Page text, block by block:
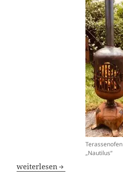
Terassenofen
„Nautilus“
Terassenofen „Nautilus“
weiterlesen